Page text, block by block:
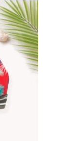
το
προϊόν
έχει
πολλαπλές
παραλλαγές.
Οι
επιλογές
μπορούν
να
επιλεγούν